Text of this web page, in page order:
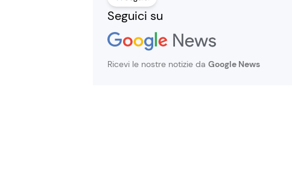
Seguici su
Ricevi le nostre notizie da Google News